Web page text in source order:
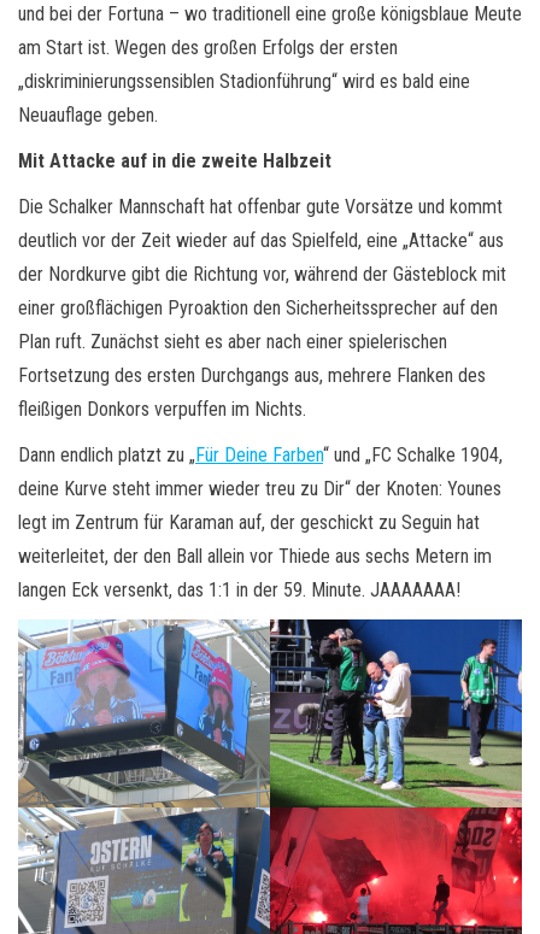
und bei der Fortuna – wo traditionell eine große königsblaue Meute
am Start ist. Wegen des großen Erfolgs der ersten
„diskriminierungssensiblen Stadionführung“ wird es bald eine
Neuauflage geben.
Mit Attacke auf in die zweite Halbzeit
Die Schalker Mannschaft hat offenbar gute Vorsätze und kommt
deutlich vor der Zeit wieder auf das Spielfeld, eine „Attacke“ aus
der Nordkurve gibt die Richtung vor, während der Gästeblock mit
einer großflächigen Pyroaktion den Sicherheitssprecher auf den
Plan ruft. Zunächst sieht es aber nach einer spielerischen
Fortsetzung des ersten Durchgangs aus, mehrere Flanken des
fleißigen Donkors verpuffen im Nichts.
Dann endlich platzt zu „Für Deine Farben“ und „FC Schalke 1904,
deine Kurve steht immer wieder treu zu Dir“ der Knoten: Younes
legt im Zentrum für Karaman auf, der geschickt zu Seguin hat
weiterleitet, der den Ball allein vor Thiede aus sechs Metern im
langen Eck versenkt, das 1:1 in der 59. Minute. JAAAAAAA!